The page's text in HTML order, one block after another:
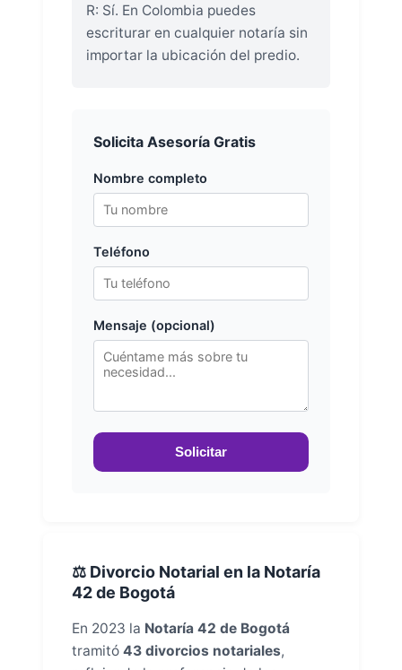
R: Sí. En Colombia puedes
escriturar en cualquier notaría sin
importar la ubicación del predio.
Solicita Asesoría Gratis
Nombre completo
Teléfono
Mensaje (opcional)
Solicitar
⚖️ Divorcio Notarial en la Notaría
42 de Bogotá
En 2023 la Notaría 42 de Bogotá
tramitó 43 divorcios notariales,